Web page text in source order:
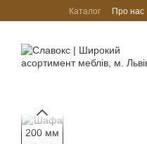
Перейти до основного
Каталог Про нас